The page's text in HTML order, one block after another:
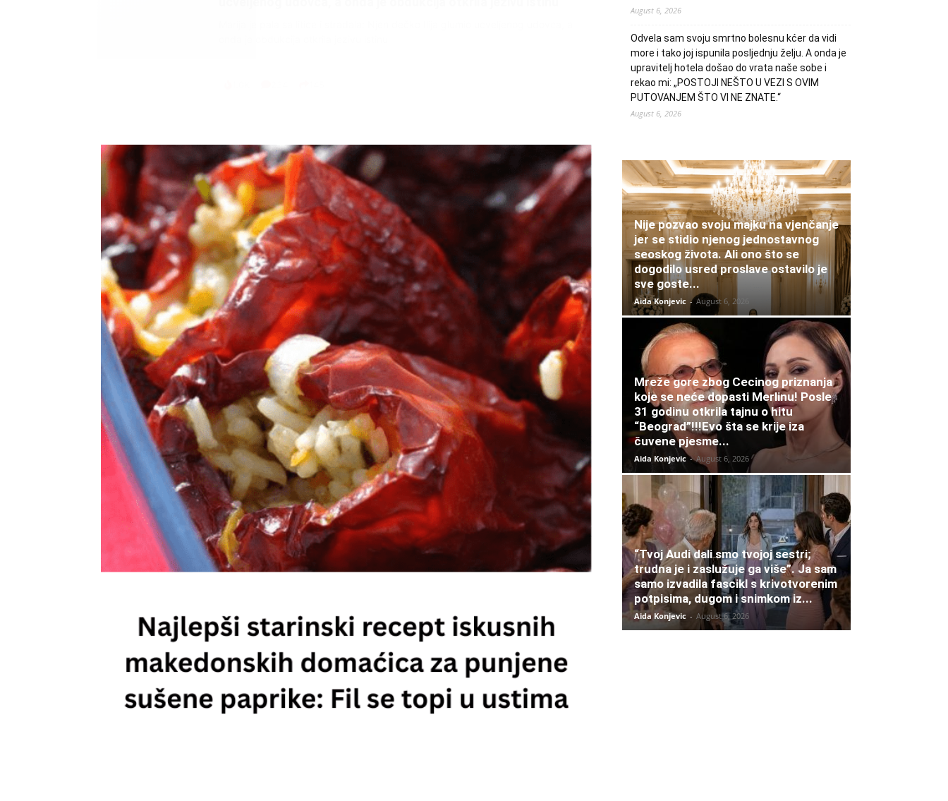
August 6, 2026
Odvela sam svoju smrtno bolesnu kćer da vidi
more i tako joj ispunila posljednju želju. A onda je
upravitelj hotela došao do vrata naše sobe i
rekao mi: „POSTOJI NEŠTO U VEZI S OVIM
PUTOVANJEM ŠTO VI NE ZNATE.“
August 6, 2026
Nije pozvao svoju majku na vjenčanje
jer se stidio njenog jednostavnog
seoskog života. Ali ono što se
dogodilo usred proslave ostavilo je
sve goste...
Aida Konjevic - August 6, 2026
Mreže gore zbog Cecinog priznanja
koje se neće dopasti Merlinu! Posle
31 godinu otkrila tajnu o hitu
“Beograd”!!!Evo šta se krije iza
čuvene pjesme...
Aida Konjevic - August 6, 2026
“Tvoj Audi dali smo tvojoj sestri;
trudna je i zaslužuje ga više”. Ja sam
samo izvadila fascikl s krivotvorenim
potpisima, dugom i snimkom iz...
Aida Konjevic - August 6, 2026